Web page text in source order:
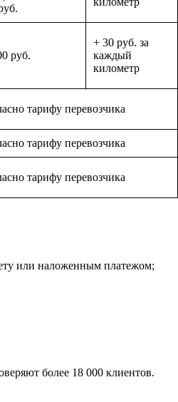
руб.
+ 30 руб. за
каждый
километр
тарифу перевозчика
тарифу перевозчика
тарифу перевозчика
или наложенным платежом;
более 18 000 клиентов.